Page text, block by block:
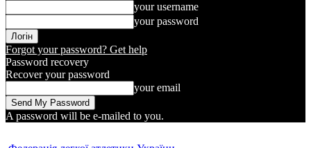
your username
your password
Forgot your password? Get help
Password recovery
Recover your password
your email
A password will be e-mailed to you.